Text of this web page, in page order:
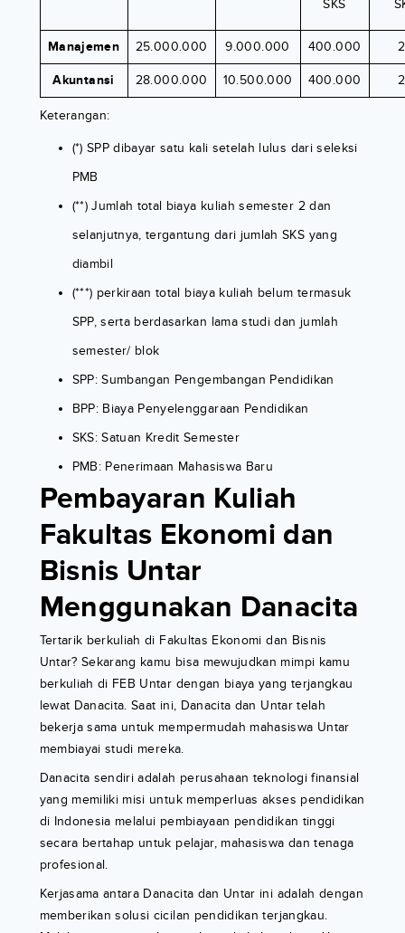
SKS
Manajemen 25.000.000 9.000.000 400.000
Akuntansi 28.000.000 10.500.000 400.000
Keterangan:
(*) SPP dibayar satu kali setelah lulus dari seleksi
PMB
(**) Jumlah total biaya kuliah semester 2 dan
selanjutnya, tergantung dari jumlah SKS yang
diambil
(***) perkiraan total biaya kuliah belum termasuk
SPP, serta berdasarkan lama studi dan jumlah
semester/ blok
SPP: Sumbangan Pengembangan Pendidikan
BPP: Biaya Penyelenggaraan Pendidikan
SKS: Satuan Kredit Semester
PMB: Penerimaan Mahasiswa Baru
Pembayaran Kuliah
Fakultas Ekonomi dan
Bisnis Untar
Menggunakan Danacita
Tertarik berkuliah di Fakultas Ekonomi dan Bisnis
Untar? Sekarang kamu bisa mewujudkan mimpi kamu
berkuliah di FEB Untar dengan biaya yang terjangkau
lewat Danacita. Saat ini, Danacita dan Untar telah
bekerja sama untuk mempermudah mahasiswa Untar
membiayai studi mereka.
Danacita sendiri adalah perusahaan teknologi finansial
yang memiliki misi untuk memperluas akses pendidikan
di Indonesia melalui pembiayaan pendidikan tinggi
secara bertahap untuk pelajar, mahasiswa dan tenaga
profesional.
Kerjasama antara Danacita dan Untar ini adalah dengan
memberikan solusi cicilan pendidikan terjangkau.